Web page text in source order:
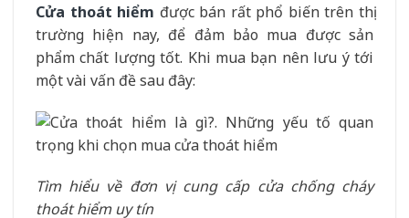
Cửa thoát hiểm được bán rất phổ biến trên thị
trường hiện nay, để đảm bảo mua được sản
phẩm chất lượng tốt. Khi mua bạn nên lưu ý tới
một vài vấn đề sau đây:
Tìm hiểu về đơn vị cung cấp cửa chống cháy
thoát hiểm uy tín